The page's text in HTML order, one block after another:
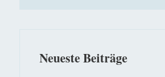
Neueste Beiträge